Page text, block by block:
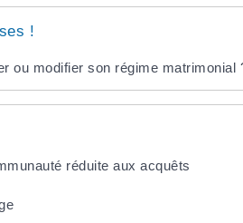
!
ou modifier son régime matrimonial
réduite aux acquêts